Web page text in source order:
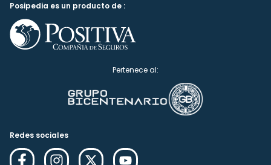
Posipedia es un producto de :
Pertenece al:
Redes sociales